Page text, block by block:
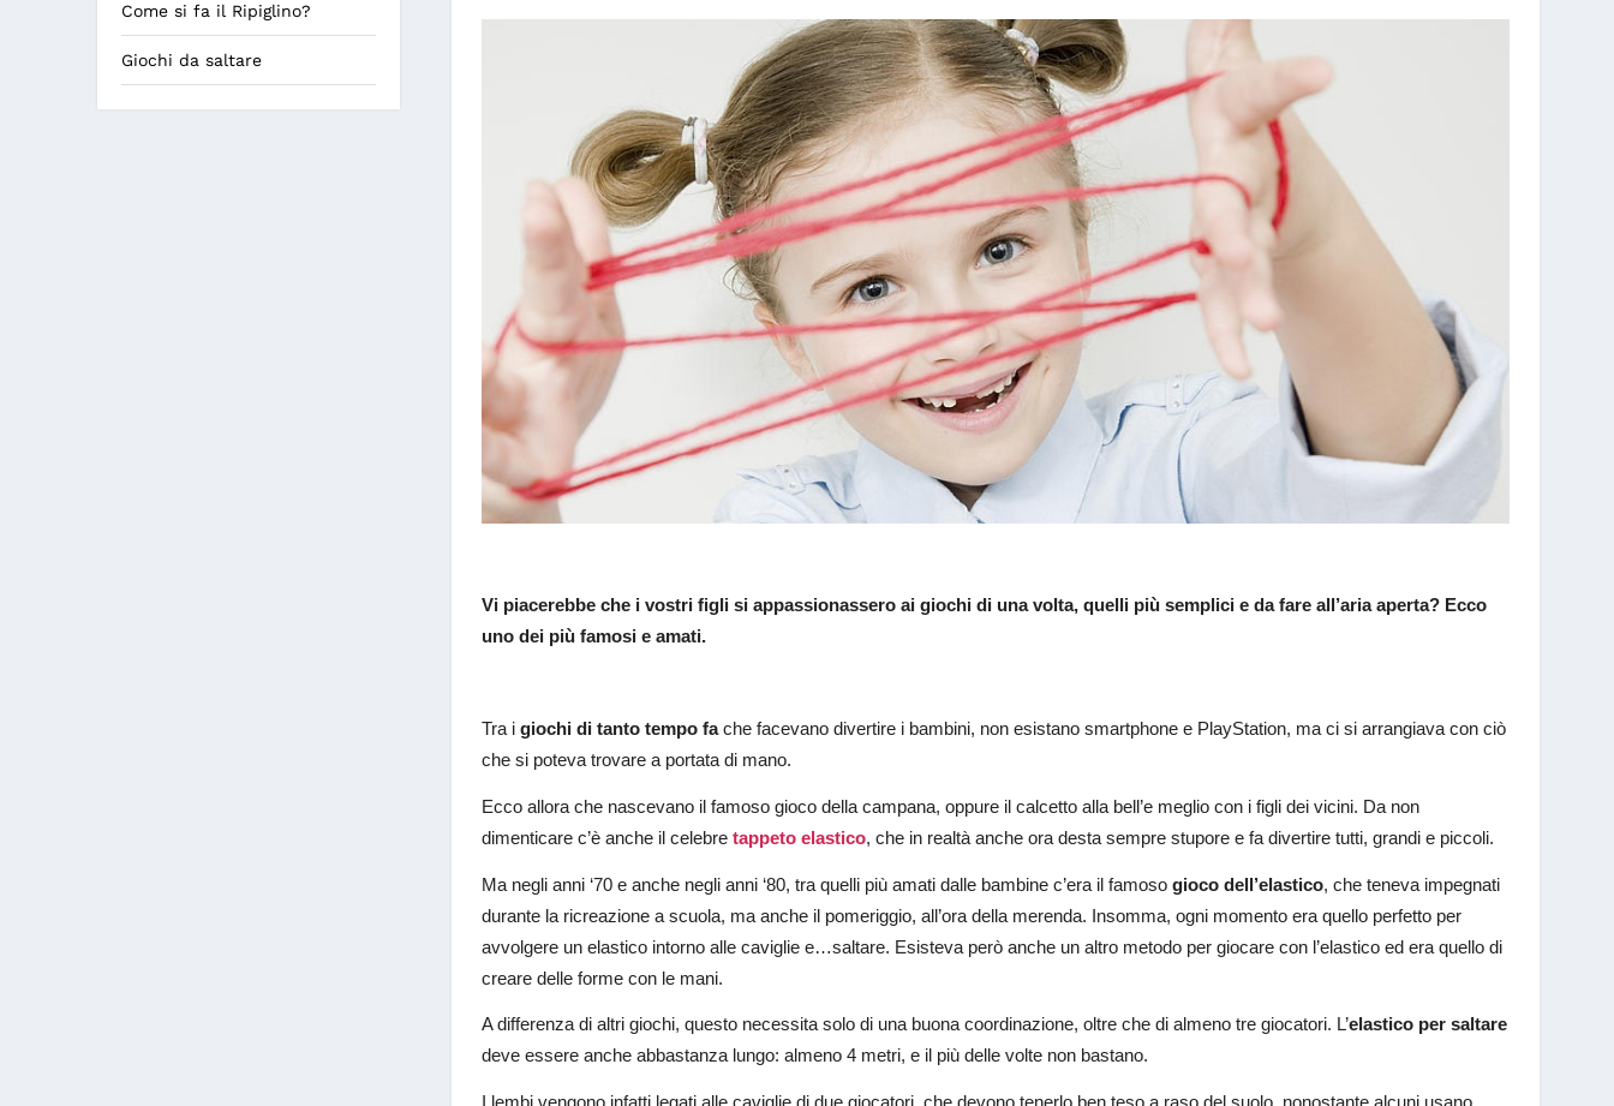
Come si fa il Ripiglino?
Giochi da saltare
Vi piacerebbe che i vostri figli si appassionassero ai giochi di una volta, quelli più semplici e da fare all’aria aperta? Ecco
uno dei più famosi e amati.
Tra igiochi di tanto tempo fache facevano divertire i bambini, non esistano smartphone e PlayStation, ma ci si arrangiava con ciò
che si poteva trovare a portata di mano.
Ecco allora che nascevano il famoso gioco della campana, oppure il calcetto alla bell’e meglio con i figli dei vicini. Da non
dimenticare c’è anche il celebre tappeto elastico, che in realtà anche ora desta sempre stupore e fa divertire tutti, grandi e piccoli.
Ma negli anni ‘70 e anche negli anni ‘80, tra quelli più amati dalle bambine c’era il famosogioco dell’elastico, che teneva impegnati
durante la ricreazione a scuola, ma anche il pomeriggio, all’ora della merenda. Insomma, ogni momento era quello perfetto per
avvolgere un elastico intorno alle caviglie e…saltare. Esisteva però anche un altro metodo per giocare con l’elastico ed era quello di
creare delle forme con le mani.
A differenza di altri giochi, questo necessita solo di una buona coordinazione, oltre che di almeno tre giocatori. L’elastico per saltare
deve essere anche abbastanza lungo: almeno 4 metri, e il più delle volte non bastano.
I lembi vengono infatti legati alle caviglie di due giocatori, che devono tenerlo ben teso a raso del suolo, nonostante alcuni usano